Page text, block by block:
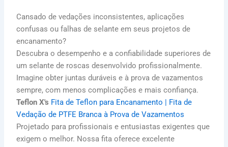
Cansado de vedações inconsistentes, aplicações
confusas ou falhas de selante em seus projetos de
encanamento?
Descubra o desempenho e a confiabilidade superiores de
um selante de roscas desenvolvido profissionalmente.
Imagine obter juntas duráveis e à prova de vazamentos
sempre, com menos complicações e mais confiança.
Teflon X's Fita de Teflon para Encanamento | Fita de
Vedação de PTFE Branca à Prova de Vazamentos
Projetado para profissionais e entusiastas exigentes que
exigem o melhor. Nossa fita oferece excelente